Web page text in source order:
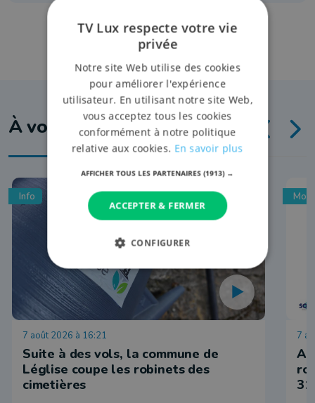
À voir aussi
Info
7 août 2026 à 16:21
Suite à des vols, la commune de
Léglise coupe les robinets des
cimetières
7
TV Lux respecte votre vie
privée
Notre site Web utilise des cookies
pour améliorer l'expérience
utilisateur. En utilisant notre site Web,
vous acceptez tous les cookies
conformément à notre politique
relative aux cookies. En savoir plus
AFFICHER TOUS LES PARTENAIRES(1913) →
ACCEPTER & FERMER
CONFIGURER